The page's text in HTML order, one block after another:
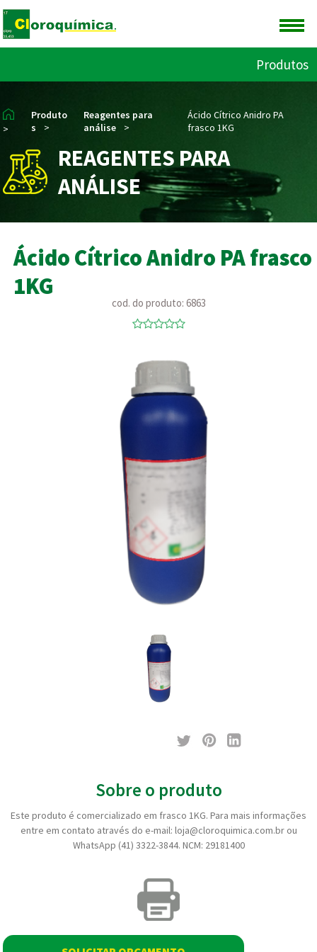
Produtos
>
Produto
s
>
Reagentes para
análise
>
Ácido Cítrico Anidro PA
frasco 1KG
REAGENTES PARA
ANÁLISE
Ácido Cítrico Anidro PA frasco
1KG
cod. do produto: 6863
Sobre o produto
Este produto é comercializado em frasco 1KG. Para mais informações
entre em contato através do e-mail: loja@cloroquimica.com.br ou
WhatsApp (41) 3322-3844. NCM: 29181400